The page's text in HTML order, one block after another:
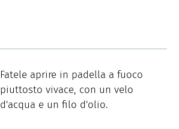
Fatele aprire in padella a fuoco
piuttosto vivace, con un velo
d'acqua e un filo d'olio.